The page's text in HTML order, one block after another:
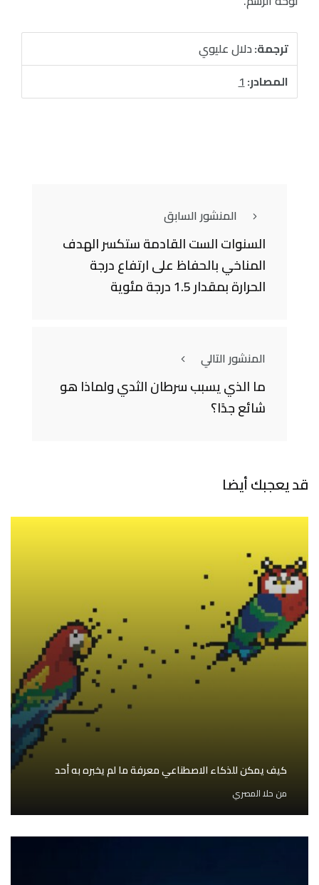
ترجمة:دلال عليوي
المصادر:1
المنشور السابق
السنوات الست القادمة ستكسر الهدف
المناخي بالحفاظ على ارتفاع درجة
الحرارة بمقدار 1.5 درجة مئوية
المنشور التالي
ما الذي يسبب سرطان الثدي ولماذا هو
شائع جدًا؟
قد يعجبك أيضا
كيف يمكن للذكاء الاصطناعي معرفة ما لم يخبره به أحد
من حلا المصري